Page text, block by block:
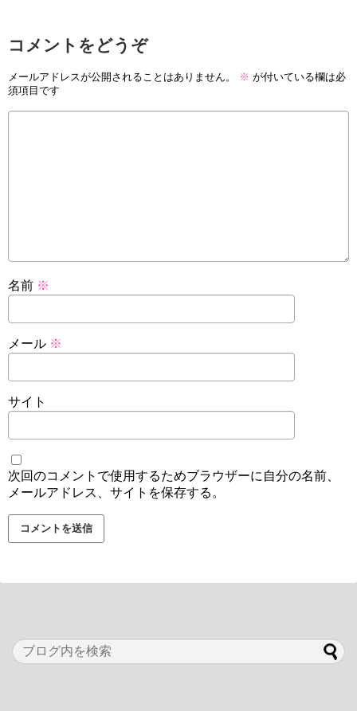
コメントをどうぞ
メールアドレスが公開されることはありません。 ※ が付いている欄は必
須項目です
名前 ※
メール ※
サイト
次回のコメントで使用するためブラウザーに自分の名前、
メールアドレス、サイトを保存する。